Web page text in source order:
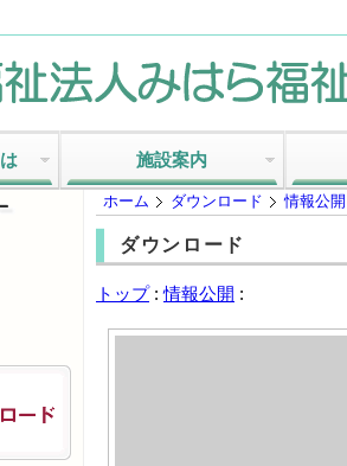
施設案内
ホーム ダウンロード 情報公開
ダウンロード
トップ:情報公開 :